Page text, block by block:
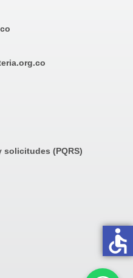
solicitudes (PQRS)
accessible